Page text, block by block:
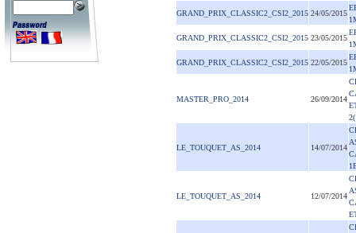
GRAND_PRIX_CLASSIC2_CSI2_2015 24/05/2015
GRAND_PRIX_CLASSIC2_CSI2_2015 23/05/2015
GRAND_PRIX_CLASSIC2_CSI2_2015 22/05/2015
MASTER_PRO_2014 26/09/2014
LE_TOUQUET_AS_2014 14/07/2014
LE_TOUQUET_AS_2014 12/07/2014